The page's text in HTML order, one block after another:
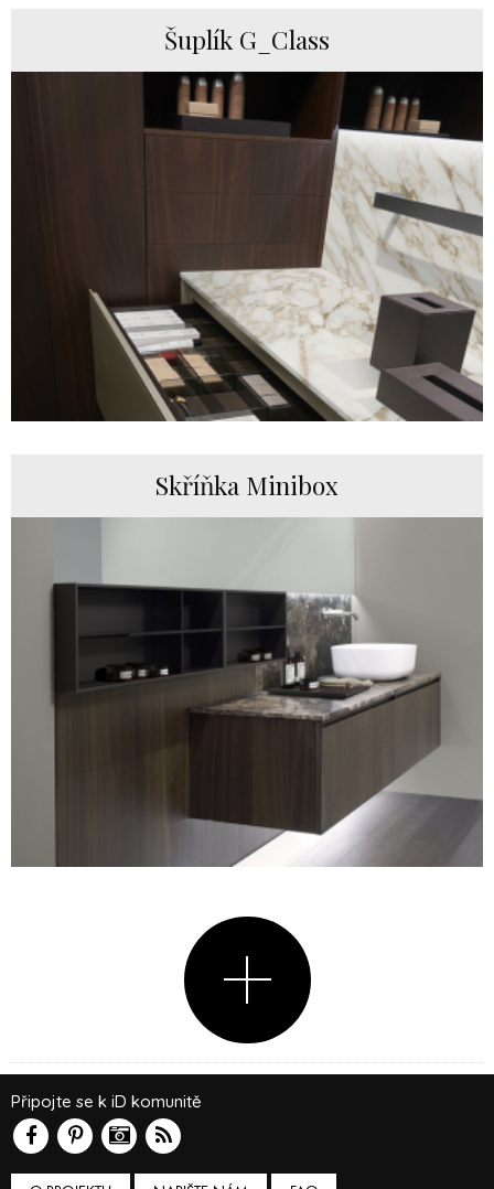
Šuplík G_Class
Skříňka Minibox
Připojte se k iD komunitě